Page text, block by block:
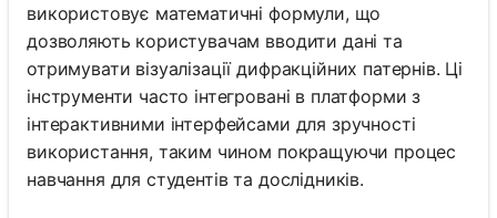
використовує математичні формули, що
дозволяють користувачам вводити дані та
отримувати візуалізації дифракційних патернів. Ці
інструменти часто інтегровані в платформи з
інтерактивними інтерфейсами для зручності
використання, таким чином покращуючи процес
навчання для студентів та дослідників.